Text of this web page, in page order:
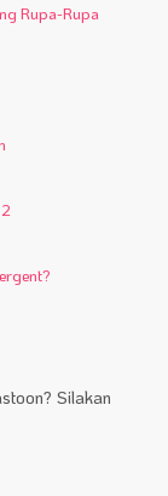
Rupa-Rupa
Silakan